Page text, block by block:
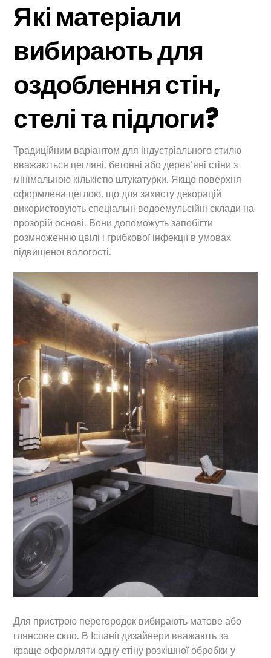
Які матеріали
вибирають для
оздоблення стін,
стелі та підлоги?
Традиційним варіантом для індустріального стилю
вважаються цегляні, бетонні або дерев’яні стіни з
мінімальною кількістю штукатурки. Якщо поверхня
оформлена цеглою, що для захисту декорацій
використовують спеціальні водоемульсійні склади на
прозорій основі. Вони допоможуть запобігти
розмноженню цвілі і грибкової інфекції в умовах
підвищеної вологості.
Для пристрою перегородок вибирають матове або
глянсове скло. В Іспанії дизайнери вважають за
краще оформляти одну стіну розкішної обробки у